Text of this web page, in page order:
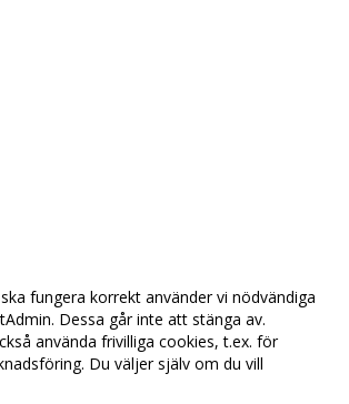
fungera korrekt använder vi nödvändiga
Dessa går inte att stänga av.
använda frivilliga cookies, t.ex. för
Du väljer själv om du vill